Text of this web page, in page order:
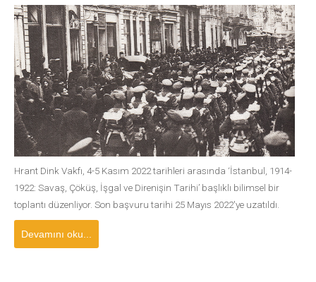
Hrant Dink Vakfı, 4-5 Kasım 2022 tarihleri arasında ‘İstanbul, 1914-
1922: Savaş, Çöküş, İşgal ve Direnişin Tarihi’ başlıklı bilimsel bir
toplantı düzenliyor. Son başvuru tarihi 25 Mayıs 2022'ye uzatıldı.
Devamını oku...